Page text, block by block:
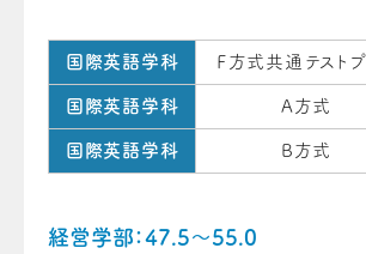
国際英語学科 Ｆ方式共通テストプ
国際英語学科 A方式
国際英語学科 B方式
経営学部：47.5～55.0